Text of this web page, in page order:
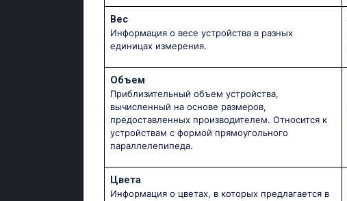
Вес
Информация о весе устройства в разных
единицах измерения.
Объем
Приблизительный объем устройства,
вычисленный на основе размеров,
предоставленных производителем. Относится к
устройствам с формой прямоугольного
параллелепипеда.
Цвета
Информация о цветах, в которых предлагается в